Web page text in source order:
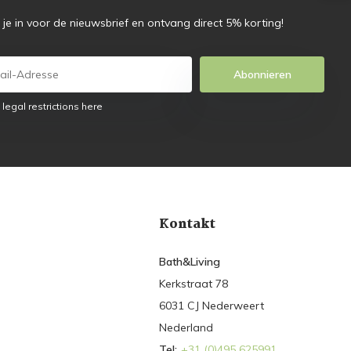
je in voor de nieuwsbrief en ontvang direct 5% korting!
Abonnieren
legal restrictions here
Kontakt
Bath&Living
Kerkstraat 78
6031 CJ Nederweert
Nederland